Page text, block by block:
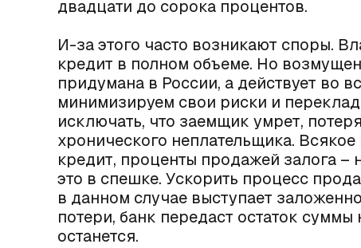
двадцати до сорока процентов.
И-за этого часто возникают споры.
кредит в полном объеме. Но
придумана в России, а действует во
минимизируем свои риски и
исключать, что заемщик умрет,
хронического неплательщика.
кредит, проценты продажей залога
это в спешке. Ускорить процесс
в данном случае выступает
потери, банк передаст остаток
останется.